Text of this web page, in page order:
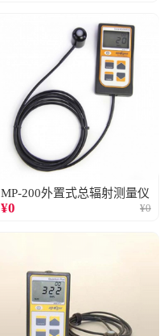
MP-200外置式总辐射测量仪
¥0 ¥0